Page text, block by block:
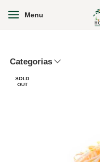
Menu
Categorias
SOLD
OUT